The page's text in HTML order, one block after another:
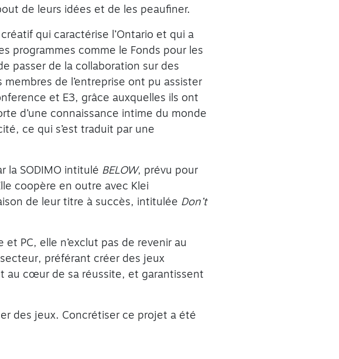
de leurs idées et de les peaufiner.
qui caractérise l’Ontario et qui a
programmes comme le Fonds pour les
passer de la collaboration sur des
de l’entreprise ont pu assister
et E3, grâce auxquelles ils ont
d’une connaissance intime du monde
ce qui s’est traduit par une
la SODIMO intitulé BELOW, prévu pour
coopère en outre avec Klei
de leur titre à succès, intitulée Don’t
PC, elle n’exclut pas de revenir au
préférant créer des jeux
au cœur de sa réussite, et garantissent
des jeux. Concrétiser ce projet a été